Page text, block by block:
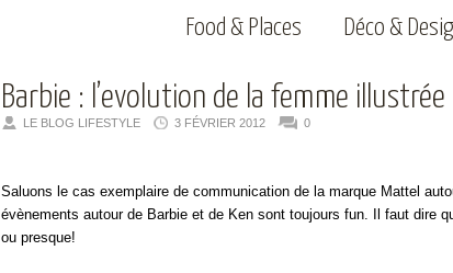
Food & Places Déco &
Barbie : l’evolution de la femme
LE BLOG LIFESTYLE 3 FÉVRIER 2012 0
Saluons le cas exemplaire de communication de la marque Mattel
évènements autour de Barbie et de Ken sont toujours fun. Il faut dire
ou presque!